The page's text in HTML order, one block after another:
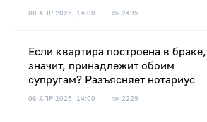
08 АПР 2025, 14:00 2495
Если квартира построена в браке,
значит, принадлежит обоим
супругам? Разъясняет нотариус
06 АПР 2025, 14:00 2229